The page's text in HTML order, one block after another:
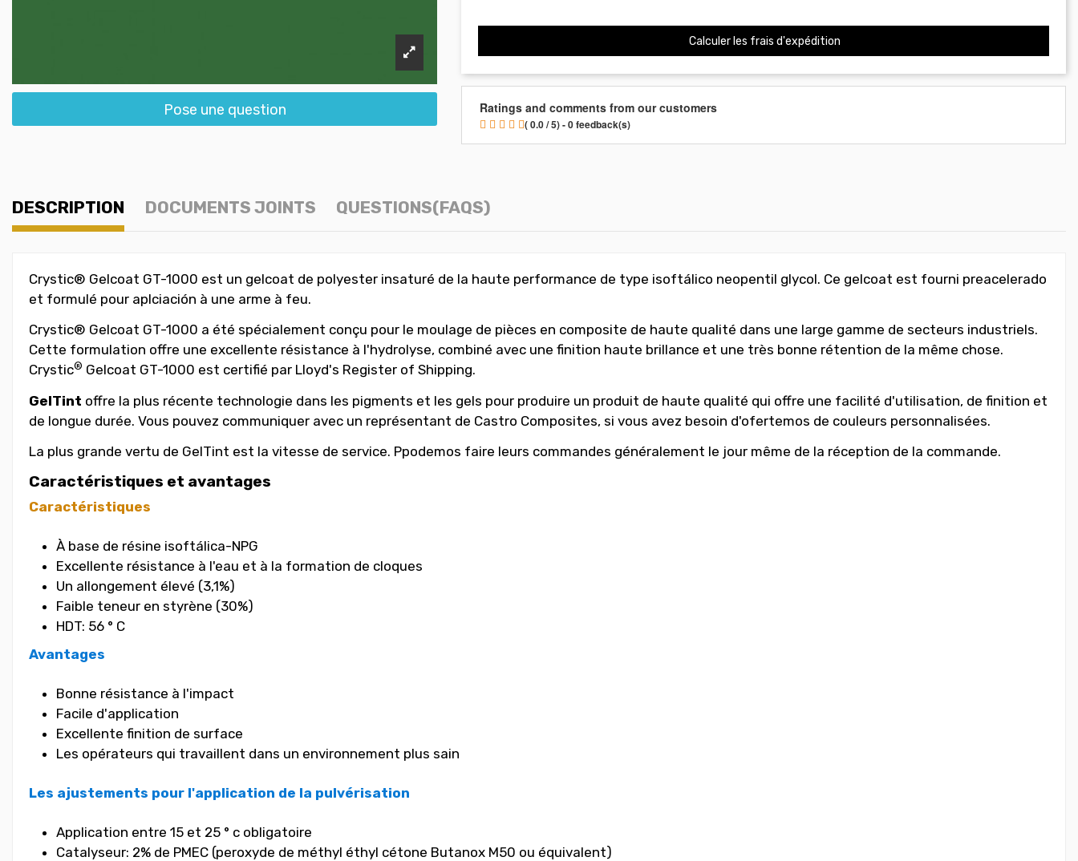
Pose une question
Calculer les frais d'expédition
Ratings and comments from our customers
( 0.0 / 5) - 0 feedback(s)
DESCRIPTION DOCUMENTS JOINTS QUESTIONS(FAQS)
Crystic® Gelcoat GT-1000 est un gelcoat de polyester insaturé de la haute performance de type isoftálico neopentil glycol. Ce gelcoat est fourni preacelerado
et formulé pour aplciación à une arme à feu.
Crystic® Gelcoat GT-1000 a été spécialement conçu pour le moulage de pièces en composite de haute qualité dans une large gamme de secteurs industriels.
Cette formulation offre une excellente résistance à l'hydrolyse, combiné avec une finition haute brillance et une très bonne rétention de la même chose.
Crystic® Gelcoat GT-1000 est certifié par Lloyd's Register of Shipping.
GelTint offre la plus récente technologie dans les pigments et les gels pour produire un produit de haute qualité qui offre une facilité d'utilisation, de finition et
de longue durée. Vous pouvez communiquer avec un représentant de Castro Composites, si vous avez besoin d'ofertemos de couleurs personnalisées.
La plus grande vertu de GelTint est la vitesse de service. Ppodemos faire leurs commandes généralement le jour même de la réception de la commande.
Caractéristiques et avantages
Caractéristiques
À base de résine isoftálica-NPG
Excellente résistance à l'eau et à la formation de cloques
Un allongement élevé (3,1%)
Faible teneur en styrène (30%)
HDT: 56 ° C
Avantages
Bonne résistance à l'impact
Facile d'application
Excellente finition de surface
Les opérateurs qui travaillent dans un environnement plus sain
Les ajustements pour l'application de la pulvérisation
Application entre 15 et 25 ° c obligatoire
Catalyseur: 2% de PMEC (peroxyde de méthyl éthyl cétone Butanox M50 ou équivalent)